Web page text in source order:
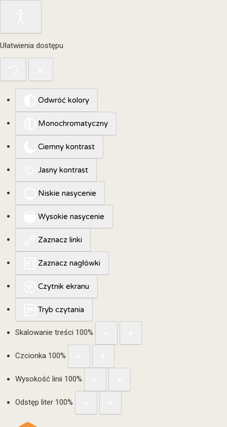
Ułatwienia dostępu
Odwróć kolory
Monochromatyczny
Ciemny kontrast
Jasny kontrast
Niskie nasycenie
Wysokie nasycenie
Zaznacz linki
Zaznacz nagłówki
Czytnik ekranu
Tryb czytania
Skalowanie treści 100%
Czcionka 100%
Wysokość linii 100%
Odstęp liter 100%